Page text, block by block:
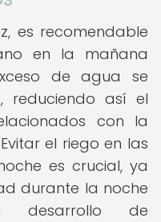
es recomendable
en la mañana
de agua se
reduciendo así el
con la
el riego en las
es crucial, ya
durante la noche
desarrollo de